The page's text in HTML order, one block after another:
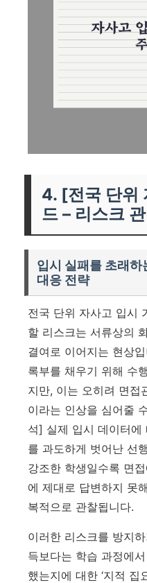
4. [전국 단위
드 – 리스크
입시 실패를 초래
대응 전략
전국 단위 자사고 입시
할 리스크는 서류상의
결여로 이어지는 현상
록부를 채우기 위해 수
지만, 이는 오히려 면접
이라는 인상을 심어줄
석] 실제 입시 데이터에
를 과도하게 벗어난 선
강조한 학생일수록 면
에 제대로 답변하지 못
복적으로 관찰됩니다.
이러한 리스크를 방지
득보다는 학습 과정에
했는지에 대한 ‘지적 집